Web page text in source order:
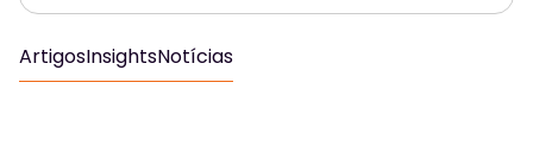
ArtigosInsightsNotícias